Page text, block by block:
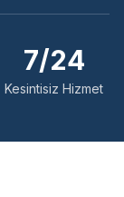
7/24
Kesintisiz Hizmet